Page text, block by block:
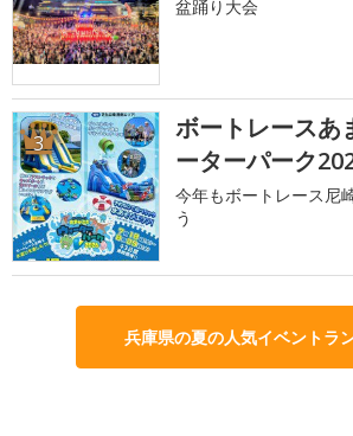
盆踊り大会
3
ボートレースあ
ーターパーク
今年もボートレース尼
う
兵庫県の夏の人気イベントラ